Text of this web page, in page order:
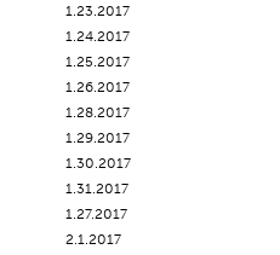
1.23.2017
1.24.2017
1.25.2017
1.26.2017
1.28.2017
1.29.2017
1.30.2017
1.31.2017
1.27.2017
2.1.2017